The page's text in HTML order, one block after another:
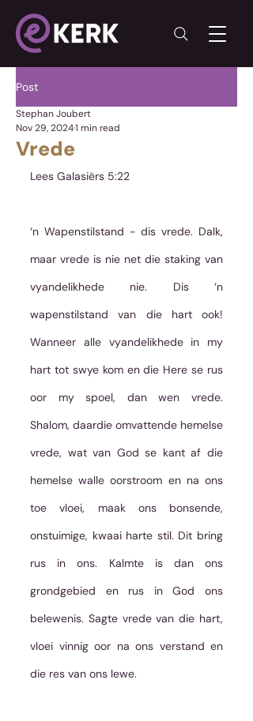
Post
Vrede
Stephan Joubert
Nov 29, 20241 min read
Lees Galasiërs 5:22
‘n Wapenstilstand - dis vrede. Dalk,
maar vrede is nie net die staking van
vyandelikhede nie. Dis ‘n
wapenstilstand van die hart ook!
Wanneer alle vyandelikhede in my
hart tot swye kom en die Here se rus
oor my spoel, dan wen vrede.
Shalom, daardie omvattende hemelse
vrede, wat van God se kant af die
hemelse walle oorstroom en na ons
toe vloei, maak ons bonsende,
onstuimige, kwaai harte stil. Dit bring
rus in ons. Kalmte is dan ons
grondgebied en rus in God ons
belewenis. Sagte vrede van die hart,
vloei vinnig oor na ons verstand en
die res van ons lewe.